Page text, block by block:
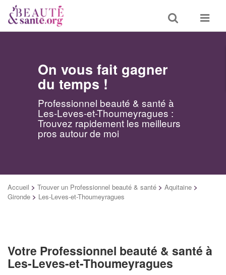
Toggle
search
Toggle
On vous fait gagner
du temps !
Professionnel beauté & santé à
Les-Leves-et-Thoumeyragues :
Trouvez rapidement les meilleurs
pros autour de moi
Accueil > Trouver un Professionnel beauté & santé > Aquitaine >
Gironde > Les-Leves-et-Thoumeyragues
Votre Professionnel beauté & santé à
Les-Leves-et-Thoumeyragues